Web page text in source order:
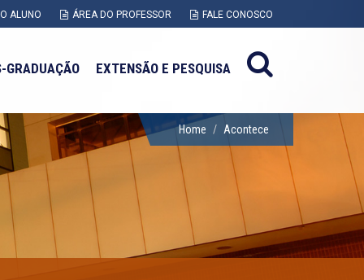
ALUNO ÁREA DO PROFESSOR FALE CONOSCO
GRADUAÇÃO EXTENSÃO E PESQUISA
Home Acontece